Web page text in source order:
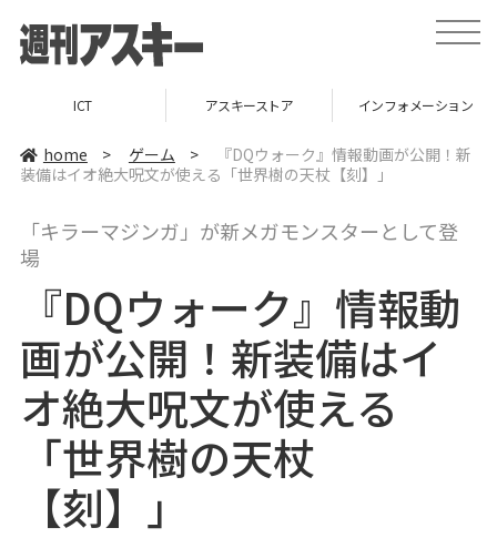
t
o
e
a
v
t
i
ICT アスキーストア インフォメーション
home > ゲーム >
『DQウォーク』情報動画が公開！新
装備はイオ絶大呪文が使える「世界樹の天杖【刻】」
「キラーマジンガ」が新メガモンスターとして登
場
『DQウォーク』情報動
画が公開！新装備はイ
オ絶大呪文が使える
「世界樹の天杖
【刻】」